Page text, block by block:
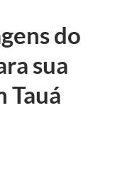
do
sua
Tauá